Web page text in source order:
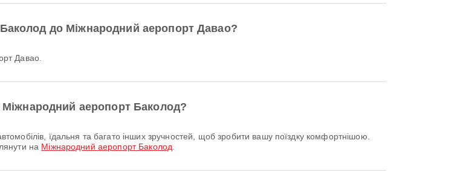
до Міжнародний аеропорт Давао?
Давао.
Міжнародний аеропорт Баколод?
на Міжнародний аеропорт Баколод